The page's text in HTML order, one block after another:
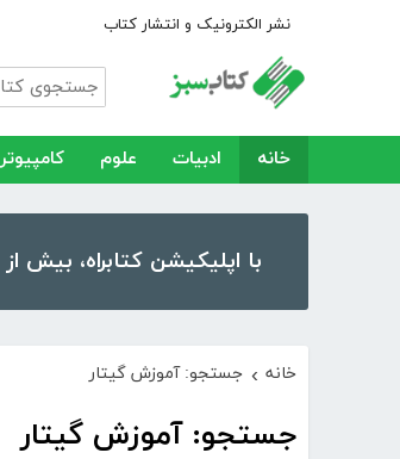
نشر الکترونیک و انتشار کتاب
خانه ادبیات علوم کامپیوتر
با اپلیکیشن کتابراه، بیش از ۵۰،۰۰۰ کتاب، کتاب صوتی و رمان را در موبایل و تبلت خود داشته باشید!
خانه › جستجو: آموزش گیتار
جستجو: آموزش گیتار